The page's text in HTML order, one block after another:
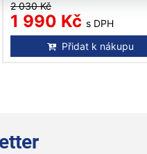
2 030 Kč
1 990 Kč s DPH
Přidat k nákupu